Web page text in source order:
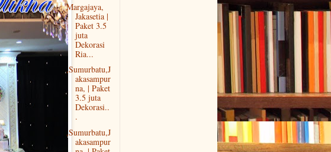
Margajaya,
Jakasetia |
Paket 3.5
juta
Dekorasi
Ria...
,Sumurbatu,J
akasampur
na, | Paket
3.5 juta
Dekorasi..
.
,Sumurbatu,J
akasampur